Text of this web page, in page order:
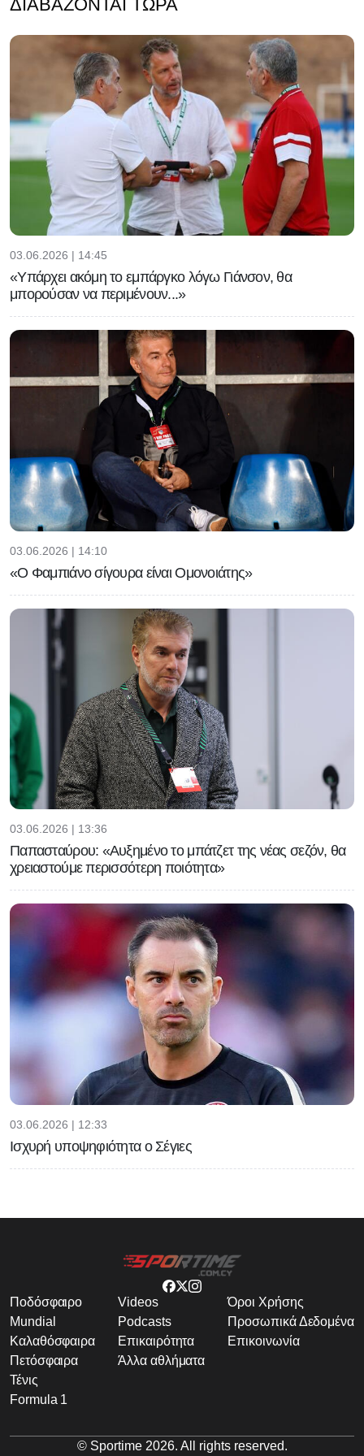
ΔΙΑΒΆΖΟΝΤΑΙ ΤΏΡΑ
03.06.2026 | 14:45
«Υπάρχει ακόμη το εμπάργκο λόγω Γιάνσον, θα
μπορούσαν να περιμένουν...»
03.06.2026 | 14:10
«Ο Φαμπιάνο σίγουρα είναι Ομονοιάτης»
03.06.2026 | 13:36
Παπασταύρου: «Αυξημένο το μπάτζετ της νέας σεζόν, θα
χρειαστούμε περισσότερη ποιότητα»
03.06.2026 | 12:33
Ισχυρή υποψηφιότητα ο Σέγιες
Ποδόσφαιρο
Mundial
Καλαθόσφαιρα
Πετόσφαιρα
Τένις
Formula 1
Videos
Podcasts
Επικαιρότητα
Άλλα αθλήματα
Όροι Χρήσης
Προσωπικά Δεδομένα
Επικοινωνία
© Sportime 2026. All rights reserved.